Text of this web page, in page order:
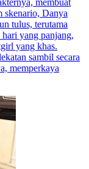
membuat
skenario, Danya
tulus, terutama
yang panjang,
yang khas.
sambil secara
memperkaya